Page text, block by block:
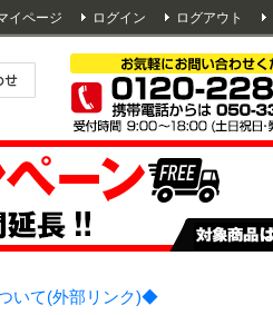
イページ ログイン ログアウト
いて(外部リンク)◆